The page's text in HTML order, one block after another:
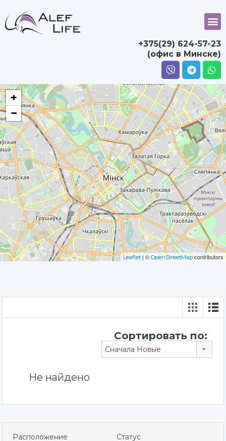
+375(29) 624-57-23
(офис в Минске)
+
−
Leaflet | © OpenStreetMap contributors
Сортировать по:
Сначала Новые
Не найдено
Расположение
Статус